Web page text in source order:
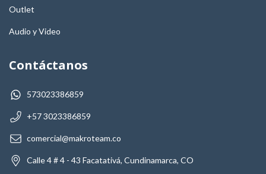
Outlet
Audio y Video
Contáctanos
573023386859
+57 3023386859
comercial@makroteam.co
Calle 4 # 4 - 43 Facatativá, Cundinamarca, CO